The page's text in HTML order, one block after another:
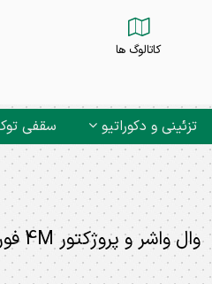
کاتالوگ ها
تزئینی و دکوراتیو سقفی
وال واشر و پروژکتور 4M فور ام